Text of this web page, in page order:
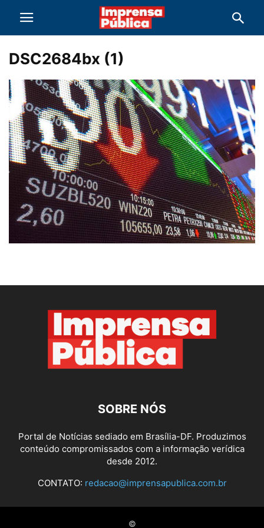
DSC2684bx (1)
SOBRE NÓS
Portal de Notícias sediado em Brasília-DF. Produzimos
conteúdo compromissados com a informação verídica
desde 2012.
CONTATO: redacao@imprensapublica.com.br
©